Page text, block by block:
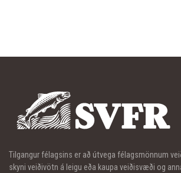
Tilgangur félagsins er að útvega félagsmönnum
skyni veiðivötn á leigu eða kaupa veiðisvæði og